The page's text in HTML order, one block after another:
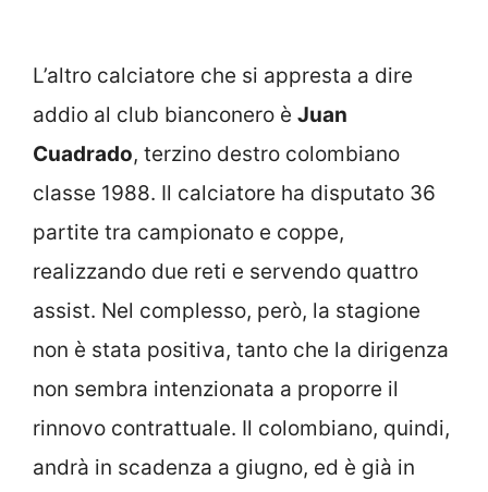
L’altro calciatore che si appresta a dire
addio al club bianconero è Juan
Cuadrado, terzino destro colombiano
classe 1988. Il calciatore ha disputato 36
partite tra campionato e coppe,
realizzando due reti e servendo quattro
assist. Nel complesso, però, la stagione
non è stata positiva, tanto che la dirigenza
non sembra intenzionata a proporre il
rinnovo contrattuale. Il colombiano, quindi,
andrà in scadenza a giugno, ed è già in